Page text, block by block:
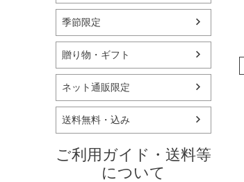
季節限定
贈り物・ギフト
ネット通販限定
送料無料・込み
ご利用ガイド・送料等
について